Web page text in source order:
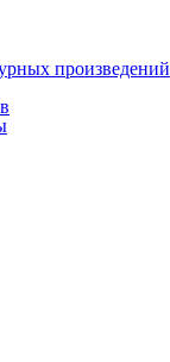
произведений